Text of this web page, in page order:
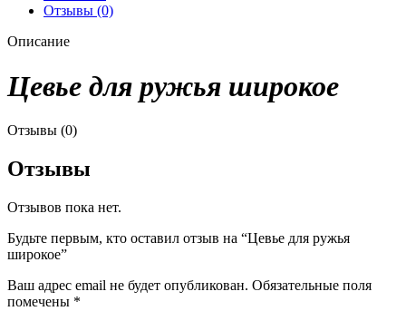
Отзывы (0)
Описание
Цевье для ружья широкое
Отзывы (0)
Отзывы
Отзывов пока нет.
Будьте первым, кто оставил отзыв на “Цевье для ружья
широкое”
Ваш адрес email не будет опубликован. Обязательные поля
помечены *